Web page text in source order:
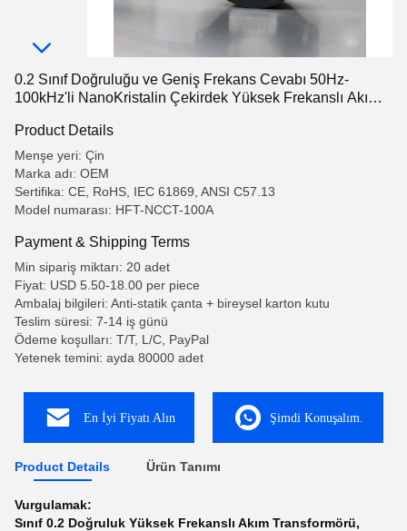
0.2 Sınıf Doğruluğu ve Geniş Frekans Cevabı 50Hz-
100kHz'li NanoKristalin Çekirdek Yüksek Frekanslı Akım
Product Details
Menşe yeri: Çin
Marka adı: OEM
Sertifika: CE, RoHS, IEC 61869, ANSI C57.13
Model numarası: HFT-NCCT-100A
Payment & Shipping Terms
Min sipariş miktarı: 20 adet
Fiyat: USD 5.50-18.00 per piece
Ambalaj bilgileri: Anti-statik çanta + bireysel karton kutu
Teslim süresi: 7-14 iş günü
Ödeme koşulları: T/T, L/C, PayPal
Yetenek temini: ayda 80000 adet
En İyi Fiyatı Alın Şimdi Konuşalım.
Product Details Ürün Tanımı
Vurgulamak:
Sınıf 0.2 Doğruluk Yüksek Frekanslı Akım Transformörü,